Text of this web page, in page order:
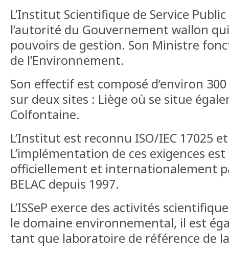
L’Institut Scientifique de Service Public
l’autorité du Gouvernement wallon
pouvoirs de gestion. Son Ministre
de l’Environnement.
Son effectif est composé d’environ
sur deux sites : Liège où se situe
Colfontaine.
L’Institut est reconnu ISO/IEC 17025
L’implémentation de ces exigences
officiellement et internationalement
BELAC depuis 1997.
L’ISSeP exerce des activités
le domaine environnemental, il est
tant que laboratoire de référence de